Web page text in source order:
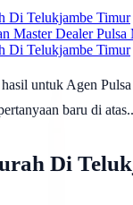
Di Telukjambe Timur
Master Dealer Pulsa
Di Telukjambe Timur
untuk Agen
baru di atas..
Di